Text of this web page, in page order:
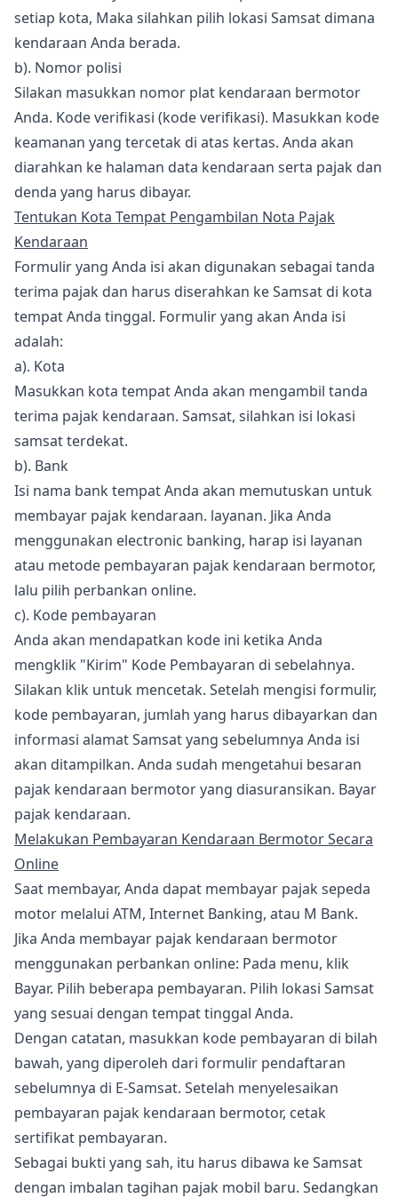
setiap kota, Maka silahkan pilih lokasi Samsat dimana
kendaraan Anda berada.
b). Nomor polisi
Silakan masukkan nomor plat kendaraan bermotor
Anda. Kode verifikasi (kode verifikasi). Masukkan kode
keamanan yang tercetak di atas kertas. Anda akan
diarahkan ke halaman data kendaraan serta pajak dan
denda yang harus dibayar.
Tentukan Kota Tempat Pengambilan Nota Pajak
Kendaraan
Formulir yang Anda isi akan digunakan sebagai tanda
terima pajak dan harus diserahkan ke Samsat di kota
tempat Anda tinggal. Formulir yang akan Anda isi
adalah:
a). Kota
Masukkan kota tempat Anda akan mengambil tanda
terima pajak kendaraan. Samsat, silahkan isi lokasi
samsat terdekat.
b). Bank
Isi nama bank tempat Anda akan memutuskan untuk
membayar pajak kendaraan. layanan. Jika Anda
menggunakan electronic banking, harap isi layanan
atau metode pembayaran pajak kendaraan bermotor,
lalu pilih perbankan online.
c). Kode pembayaran
Anda akan mendapatkan kode ini ketika Anda
mengklik "Kirim" Kode Pembayaran di sebelahnya.
Silakan klik untuk mencetak. Setelah mengisi formulir,
kode pembayaran, jumlah yang harus dibayarkan dan
informasi alamat Samsat yang sebelumnya Anda isi
akan ditampilkan. Anda sudah mengetahui besaran
pajak kendaraan bermotor yang diasuransikan. Bayar
pajak kendaraan.
Melakukan Pembayaran Kendaraan Bermotor Secara
Online
Saat membayar, Anda dapat membayar pajak sepeda
motor melalui ATM, Internet Banking, atau M Bank.
Jika Anda membayar pajak kendaraan bermotor
menggunakan perbankan online: Pada menu, klik
Bayar. Pilih beberapa pembayaran. Pilih lokasi Samsat
yang sesuai dengan tempat tinggal Anda.
Dengan catatan, masukkan kode pembayaran di bilah
bawah, yang diperoleh dari formulir pendaftaran
sebelumnya di E-Samsat. Setelah menyelesaikan
pembayaran pajak kendaraan bermotor, cetak
sertifikat pembayaran.
Sebagai bukti yang sah, itu harus dibawa ke Samsat
dengan imbalan tagihan pajak mobil baru. Sedangkan